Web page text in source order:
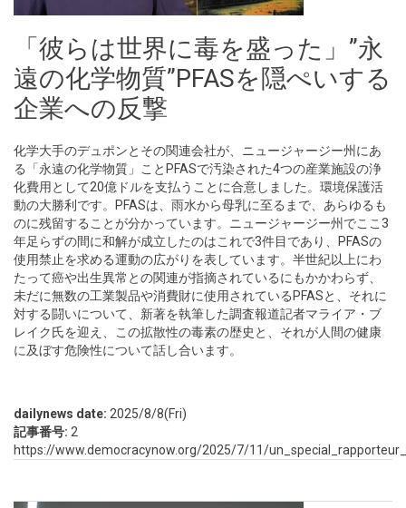
「彼らは世界に毒を盛った」”永
遠の化学物質”PFASを隠ぺいする
企業への反撃
化学大手のデュポンとその関連会社が、ニュージャージー州にあ
る「永遠の化学物質」ことPFASで汚染された4つの産業施設の浄
化費用として20億ドルを支払うことに合意しました。環境保護活
動の大勝利です。PFASは、雨水から母乳に至るまで、あらゆるも
のに残留することが分かっています。ニュージャージー州でここ3
年足らずの間に和解が成立したのはこれで3件目であり、PFASの
使用禁止を求める運動の広がりを表しています。半世紀以上にわ
たって癌や出生異常との関連が指摘されているにもかかわらず、
未だに無数の工業製品や消費財に使用されているPFASと、それに
対する闘いについて、新著を執筆した調査報道記者マライア・ブ
レイク氏を迎え、この拡散性の毒素の歴史と、それが人間の健康
に及ぼす危険性について話し合います。
dailynews date: 2025/8/8(Fri)
記事番号: 2
https://www.democracynow.org/2025/7/11/